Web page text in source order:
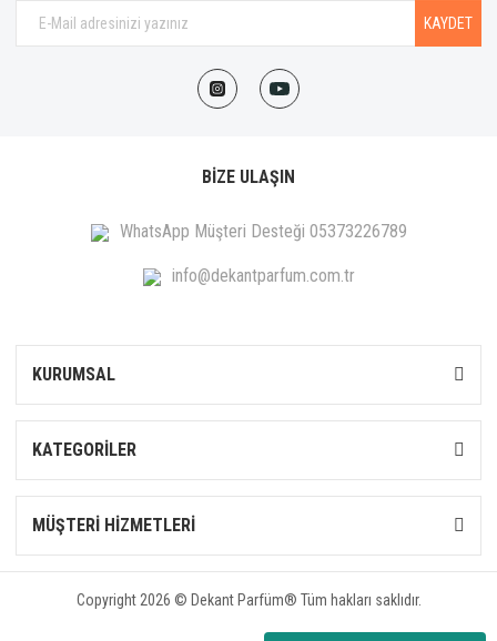
KAYDET
BİZE ULAŞIN
WhatsApp Müşteri Desteği 05373226789
info@dekantparfum.com.tr
KURUMSAL
KATEGORİLER
MÜŞTERİ HİZMETLERİ
Copyright 2026 © Dekant Parfüm® Tüm hakları saklıdır.